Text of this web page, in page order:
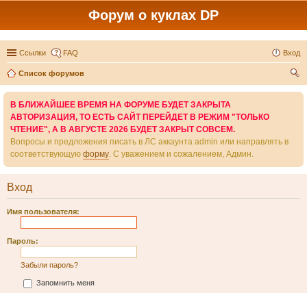
Форум о куклах DP
Ссылки FAQ Вход
Список форумов
В БЛИЖАЙШЕЕ ВРЕМЯ НА ФОРУМЕ БУДЕТ ЗАКРЫТА
АВТОРИЗАЦИЯ, ТО ЕСТЬ САЙТ ПЕРЕЙДЕТ В РЕЖИМ "ТОЛЬКО
ЧТЕНИЕ", А В АВГУСТЕ 2026 БУДЕТ ЗАКРЫТ СОВСЕМ.
Вопросы и предложения писать в ЛС аккаунта admin или направлять в
соответствующую форму. С уважением и сожалением, Админ.
Вход
Имя пользователя:
Пароль:
Забыли пароль?
Запомнить меня